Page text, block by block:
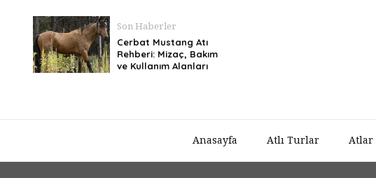
Anasayfa Atlı Turlar Atlar
Son Haberler
Cerbat Mustang Atı
Rehberi: Mizaç, Bakım
ve Kullanım Alanları